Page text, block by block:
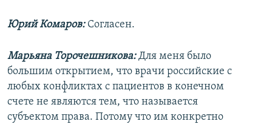
Юрий Комаров:Согласен.
Марьяна Торочешникова:Для меня было
большим открытием, что врачи российские с
любых конфликтах с пациентов в конечном
счете не являются тем, что называется
субъектом права. Потому что им конкретно